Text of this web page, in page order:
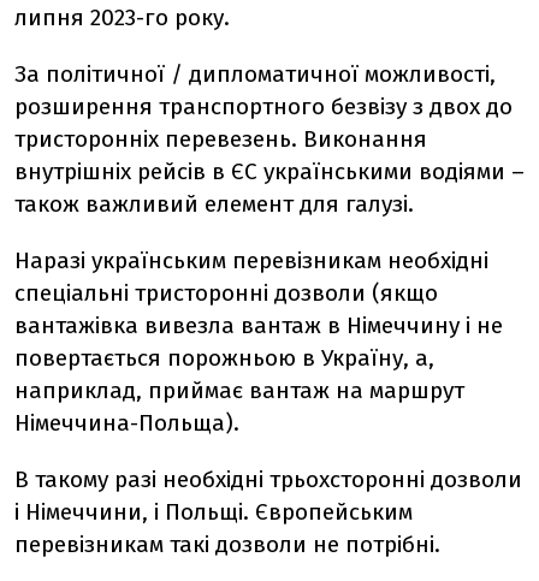
липня 2023-го року.
За політичної / дипломатичної можливості,
розширення транспортного безвізу з двох до
тристоронніх перевезень. Виконання
внутрішніх рейсів в ЄС українськими водіями –
також важливий елемент для галузі.
Наразі українським перевізникам необхідні
спеціальні тристоронні дозволи (якщо
вантажівка вивезла вантаж в Німеччину і не
повертається порожньою в Україну, а,
наприклад, приймає вантаж на маршрут
Німеччина-Польща).
В такому разі необхідні трьохсторонні дозволи
і Німеччини, і Польщі. Європейським
перевізникам такі дозволи не потрібні.